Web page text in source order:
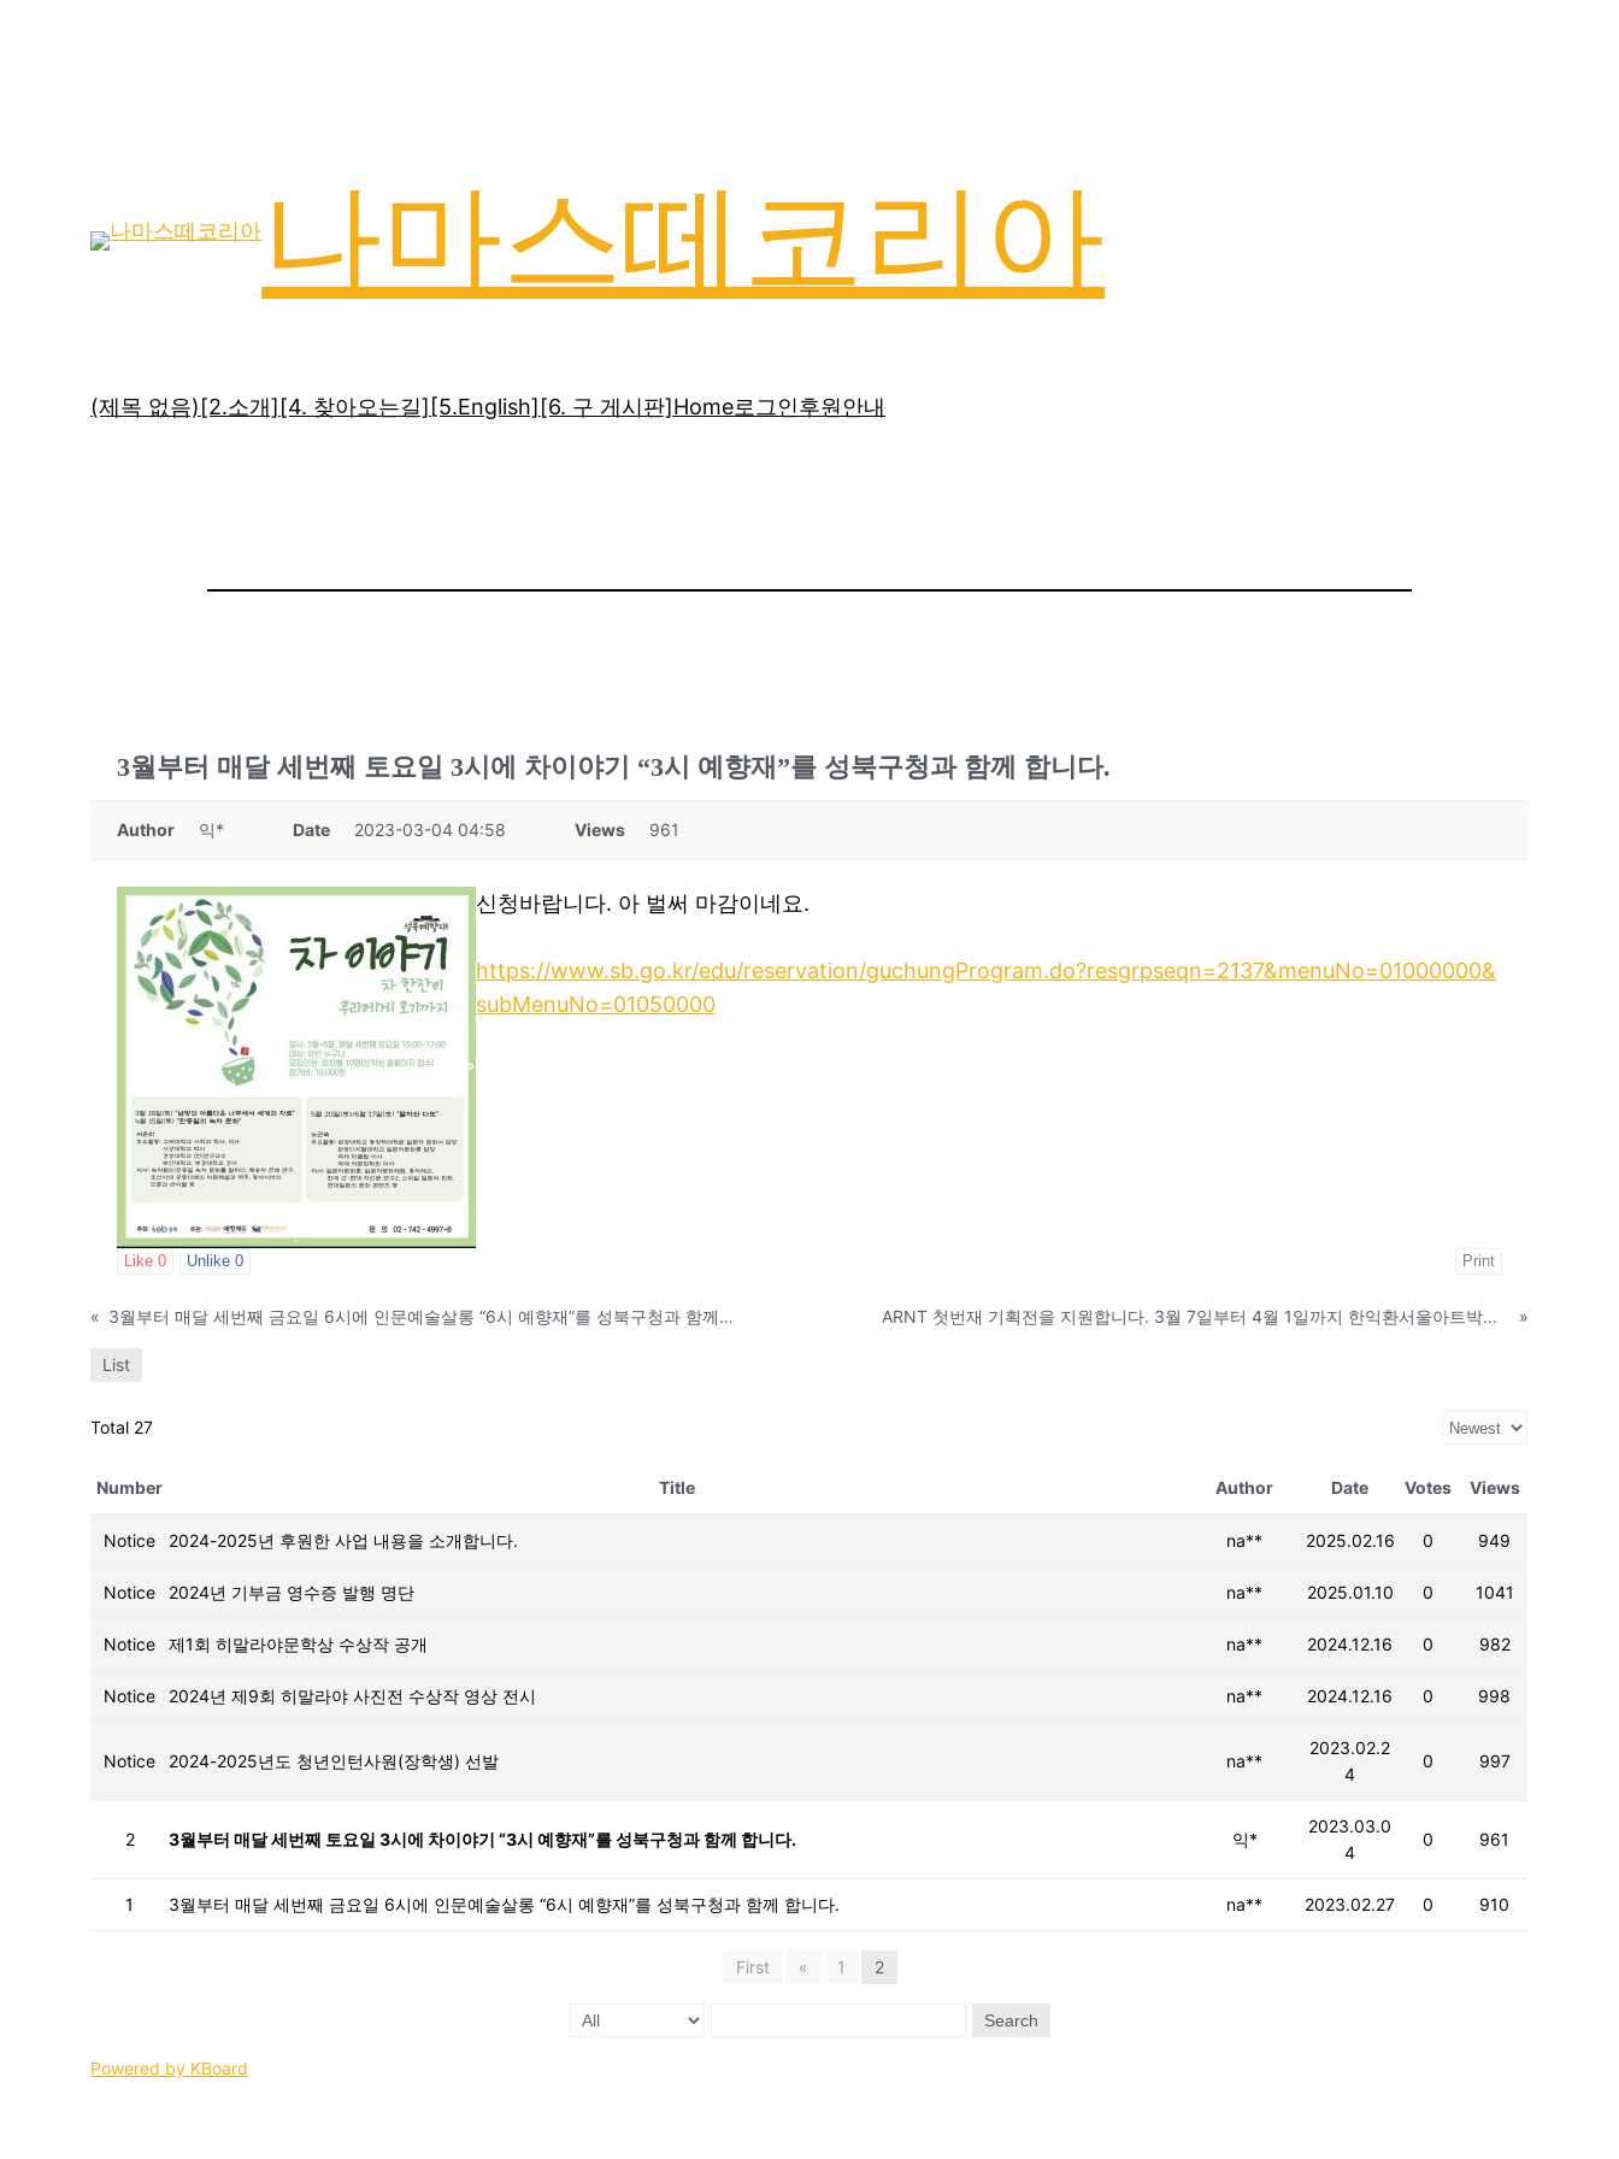
나마스떼코리아
(제목 없음)[2.소개][4. 찾아오는길] [5.English][6. 구 게시판]Home로그인후원안내
3월부터 매달 세번째 토요일 3시에 차이야기 “3시 예향재”를 성북구청과 함께 합니다.
Author 익* Date 2023-03-04 04:58 Views 961
신청바랍니다. 아 벌써 마감이네요.
https://www.sb.go.kr/edu/reservation/guchungProgram.do?resgrpseqn=2137&menuNo=01000000&
subMenuNo=01050000
Like0 Unlike0 Print
« 3월부터 매달 세번째 금요일 6시에 인문예술살롱 “6시 예향재”를 성북구청과 함께 합니다. ARNT 첫번재 기획전을 지원합니다. 3월 7일부터 4월 1일까지 한익환서울아트박물관 »
List
Total 27
Number Title Author Date Votes Views
Notice 2024-2025년 후원한 사업 내용을 소개합니다. na** 2025.02.16 0 949
Notice 2024년 기부금 영수증 발행 명단 na** 2025.01.10 0 1041
Notice 제1회 히말라야문학상 수상작 공개 na** 2024.12.16 0 982
Notice 2024년 제9회 히말라야 사진전 수상작 영상 전시 na** 2024.12.16 0 998
Notice 2024-2025년도 청년인턴사원(장학생) 선발 na**
2023.02.2
4
0 997
2 3월부터 매달 세번째 토요일 3시에 차이야기 “3시 예향재”를 성북구청과 함께 합니다. 익*
2023.03.0
4
0 961
1 3월부터 매달 세번째 금요일 6시에 인문예술살롱 “6시 예향재”를 성북구청과 함께 합니다. na** 2023.02.27 0 910
First « 1 2
Search
Powered by KBoard